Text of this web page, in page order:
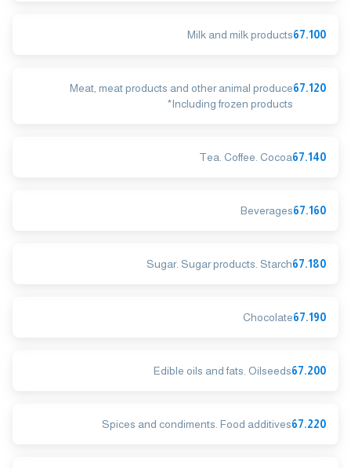
67.100
Milk and milk products
67.120
Meat, meat products and other animal produce
*Including frozen products
67.140
Tea. Coffee. Cocoa
67.160
Beverages
67.180
Sugar. Sugar products. Starch
67.190
Chocolate
67.200
Edible oils and fats. Oilseeds
67.220
Spices and condiments. Food additives